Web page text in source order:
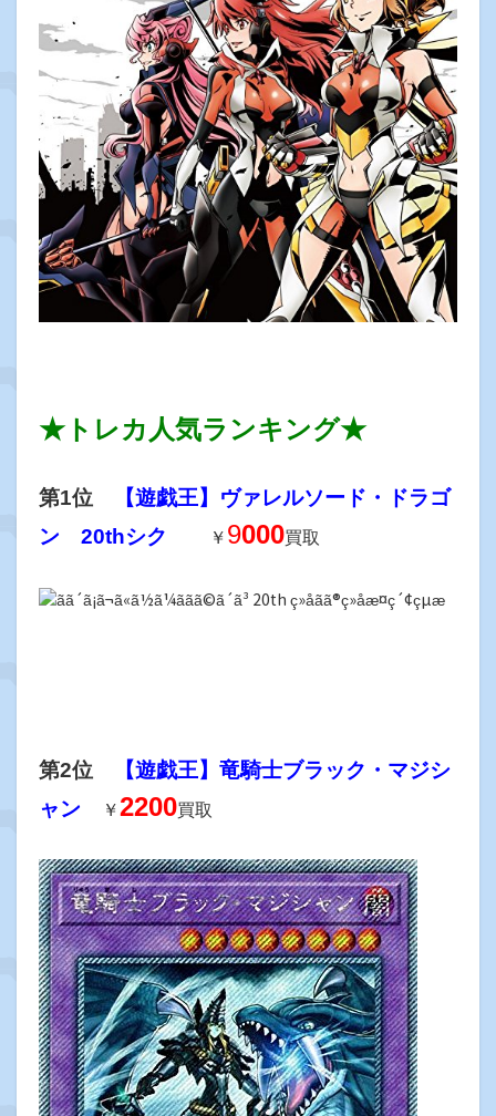
★トレカ人気ランキング★
第1位
【遊戯王】ヴァレルソード・ドラゴ
ン 20thシク
￥ 9000買取
第2位
【遊戯王】竜騎士ブラック・マジシ
ャン
￥2200買取